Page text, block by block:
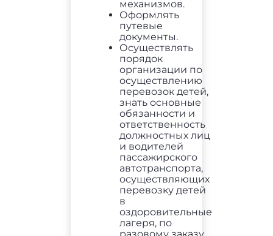
механизмов.
Оформлять
путевые
документы.
Осуществлять
порядок
организации по
осуществлению
перевозок детей,
знать основные
обязанности и
ответственность
должностных лиц
и водителей
пассажирского
автотранспорта,
осуществляющих
перевозку детей
в
оздоровительные
лагеря, по